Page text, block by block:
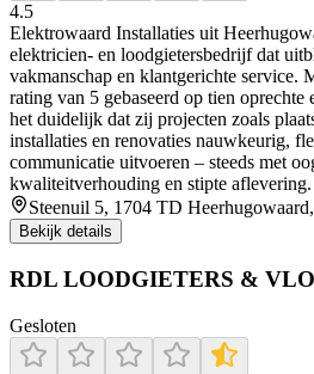
4.5
Elektrowaard Installaties uit
elektricien- en loodgietersbedrijf dat
vakmanschap en klantgerichte service.
rating van 5 gebaseerd op tien
het duidelijk dat zij projecten zoals
installaties en renovaties nauwkeurig,
communicatie uitvoeren – steeds met
kwaliteitverhouding en stipte aflevering.
Steenuil 5, 1704 TD
Bekijk details
RDL LOODGIETERS &
Gesloten